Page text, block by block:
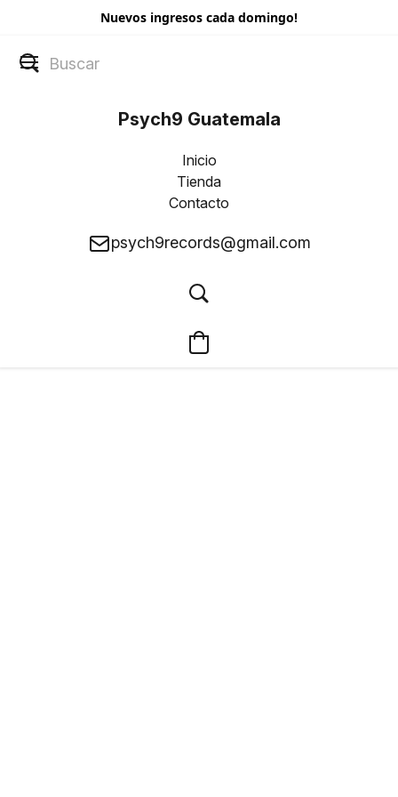
Nuevos ingresos cada domingo!
Psych9 Guatemala
Inicio
Tienda
Contacto
psych9records@gmail.com